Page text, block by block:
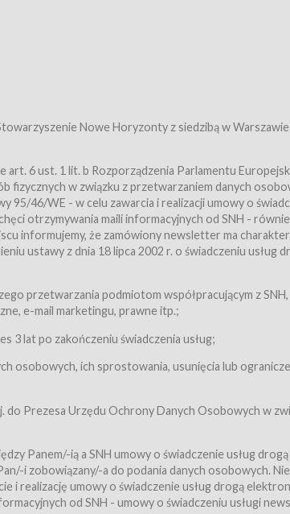
i uprawniające do wzięcia udziału w Wydarzeniu,
i uprawniające do wzięcia udziału w Wydarzeniu,
do uczestnictwa w wielu albo w pojedynczych seansach
usług, o których mowa w ust. 2 pkt. 4 i 5 poniżej,
będących osobami fizycznymi.
świadczy Usługi drogą elektroniczną w rozumieniu
r., Nr 144, poz. 1204, z późń. zm.). Usługi świadczone są
zamieszczanych w Serwisie,
dnia 18 lipca 2002 r. o świadczeniu usług drogą
Nowe Horyzonty z siedzibą w
6 ust. 1 lit. b Rozporządzenia Parlamentu
fizycznych w związku z przetwarzaniem danych
95/46/WE - w celu zawarcia i realizacji umowy o
otrzymywania maili informacyjnych od SNH -
informujemy, że zamówiony newsletter ma charakter
ustawy z dnia 18 lipca 2002 r. o świadczeniu usług
przetwarzania podmiotom współpracującym z
e-mail marketingu, prawne itp.;
3 lat po zakończeniu świadczenia usług;
osobowych, ich sprostowania, usunięcia lub
Prezesa Urzędu Ochrony Danych Osobowych w
Panem/-ią a SNH umowy o świadczenie usług drogą
i zobowiązany/-a do podania danych osobowych.
i realizację umowy o świadczenie usług drogą
od SNH - umowy o świadczeniu usługi